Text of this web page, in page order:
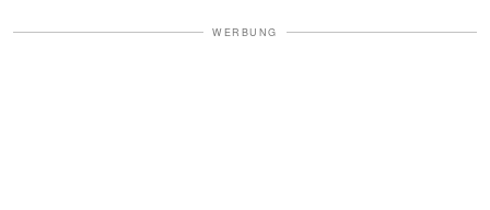
WERBUNG